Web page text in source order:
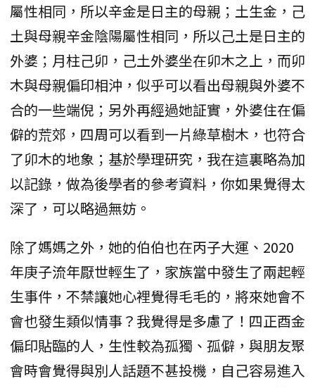
屬性相同，所以辛金是日主的母親；土生金，己
土與母親辛金陰陽屬性相同，所以己土是日主的
外婆；月柱己卯，己土外婆坐在卯木之上，而卯
木與母親偏印相沖，似乎可以看出母親與外婆不
合的一些端倪；另外再經過她証實，外婆住在偏
僻的荒郊，四周可以看到一片綠草樹木，也符合
了卯木的地象；基於學理研究，我在這裏略為加
以記錄，做為後學者的參考資料，你如果覺得太
深了，可以略過無妨。
除了媽媽之外，她的伯伯也在丙子大運、2020
年庚子流年厭世輕生了，家族當中發生了兩起輕
生事件，不禁讓她心裡覺得毛毛的，將來她會不
會也發生類似情事？我覺得是多慮了！四正酉金
偏印貼臨的人，生性較為孤獨、孤僻，與朋友聚
會時會覺得與別人話題不甚投機，自己容易進入